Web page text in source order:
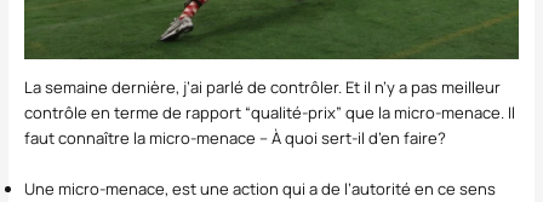
La semaine dernière, j’ai parlé de contrôler. Et il n’y a pas meilleur
contrôle en terme de rapport “qualité-prix” que la micro-menace. Il
faut connaître la micro-menace – À quoi sert-il d’en faire?
Une micro-menace, est une action qui a de l’autorité en ce sens